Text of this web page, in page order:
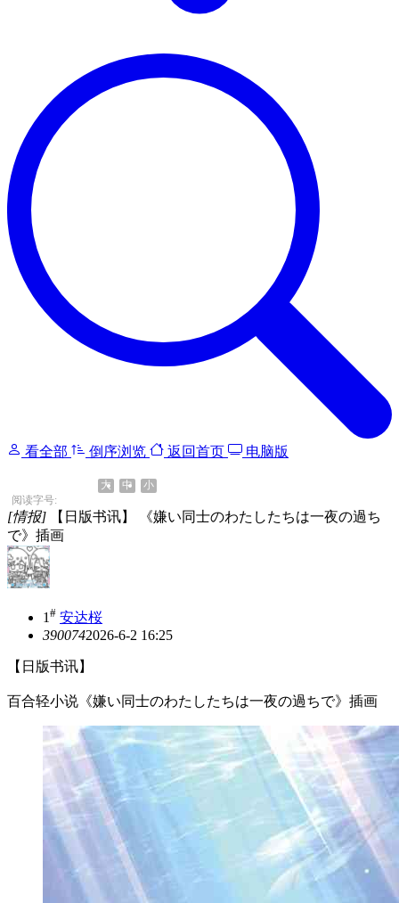
看全部 倒序浏览 返回首页 电脑版
阅读字号:
大 中 小
[情报] 【日版书讯】 《嫌い同士のわたしたちは一夜の過ち
で》插画
1 # 安达桜
3900742026-6-2 16:25
【日版书讯】
百合轻小说《嫌い同士のわたしたちは一夜の過ちで》插画